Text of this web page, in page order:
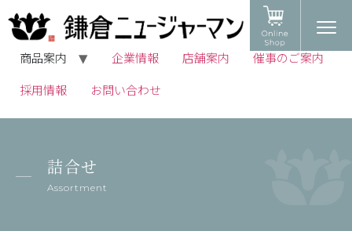
商品案内 企業情報 店舗案内
催事のご案内
採用情報
お問い合わせ
詰合せ
Assortment